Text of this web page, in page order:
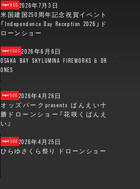
2026年7月3日
800
米国建国250周年記念祝賀イベント
「Independence Day Reception 2026」ド
ローンショー
2026年6月6日
1000
OSAKA BAY SKYLUMINA FIREWORKS & DR
ONES
2026年4月26日
500
オッズパークpresents ばんえい十
勝ドローンショー『花咲くばんえ
い』
2026年4月25日
300
ひらゆさくら祭り ドローンショー